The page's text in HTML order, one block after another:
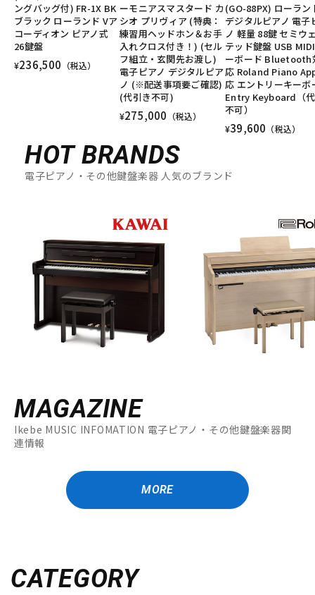
ングバッグ付) FR-1X BK
ブラック ローランド Vア
コーディオン ピアノ式
26鍵盤
¥236,500 （税込）
ーモニアスマスタード カ
シオ プリヴィア (特典：
練習用ヘッドホン＆お手
入れクロス付き！) (セル
フ組立・玄関先お渡し)
電子ピアノ デジタルピア
ノ (※配送事項要ご確認)
(代引き不可)
¥275,000 （税込）
(GO-88PX) ローラン
デジタルピアノ 電子
ノ 軽量 88鍵 セミウ
テッド鍵盤 USB
ーボード Bluetooth
応 Roland Piano
応 エントリーキーボ
Entry Keyboard（
不可）
¥39,600 （税込）
HOT BRANDS
電子ピアノ・その他鍵盤楽器 人気のブランド
MAGAZINE
Ikebe MUSIC INFOMATION 電子ピアノ・その他鍵盤楽器関
連情報
MORE
CATEGORY